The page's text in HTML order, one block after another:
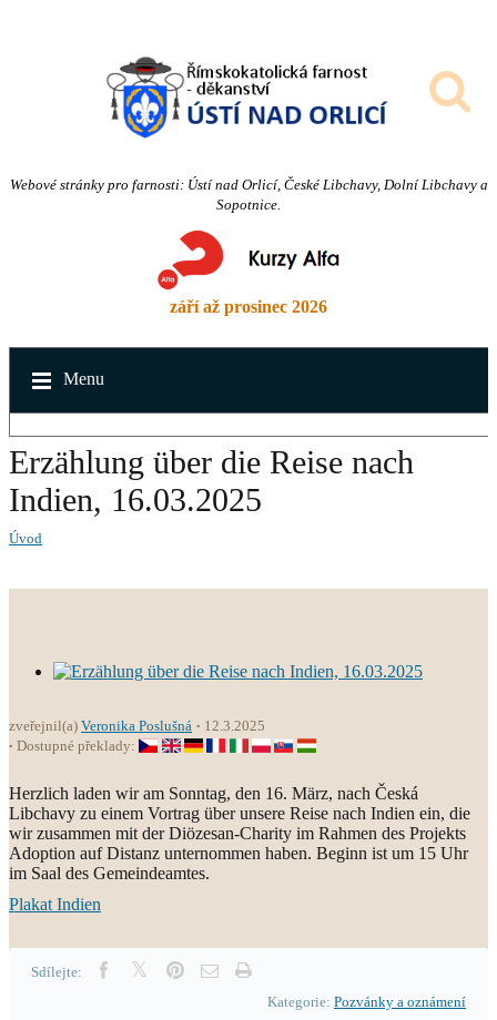
Webové stránky pro farnosti: Ústí nad Orlicí, České Libchavy, Dolní Libchavy a
Sopotnice.
září až prosinec 2026
Menu
Erzählung über die Reise nach
Indien, 16.03.2025
Úvod
zveřejnil(a) Veronika Poslušná
12.3.2025
Dostupné překlady:
Herzlich laden wir am Sonntag, den 16. März, nach Česká
Libchavy zu einem Vortrag über unsere Reise nach Indien ein, die
wir zusammen mit der Diözesan-Charity im Rahmen des Projekts
Adoption auf Distanz unternommen haben. Beginn ist um 15 Uhr
im Saal des Gemeindeamtes.
Plakat Indien
Sdílejte:
Kategorie: Pozvánky a oznámení